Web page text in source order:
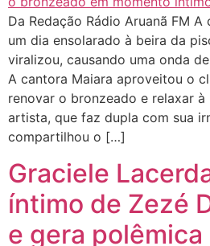
Da Redação Rádio Aruanã FM
um dia ensolarado à beira da
viralizou, causando uma onda
A cantora Maiara aproveitou o
renovar o bronzeado e relaxar
artista, que faz dupla com sua
compartilhou o […]
Graciele
íntimo de Zezé
e gera